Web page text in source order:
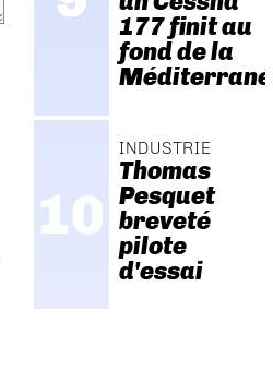
177 finit au
fond de la
Méditerranée
INDUSTRIE
Thomas
Pesquet
breveté
pilote
d'essai